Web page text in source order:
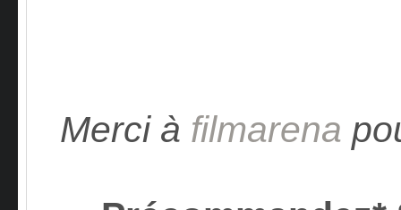
Merci à filmarena